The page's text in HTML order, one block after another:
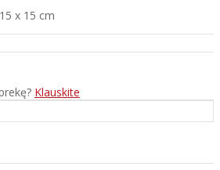
x 15 cm
Klauskite